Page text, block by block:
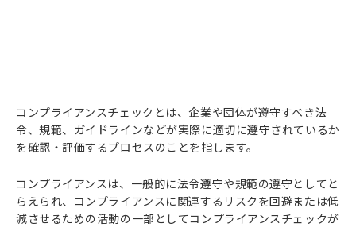
コンプライアンスチェックとは、企業や団体が遵守すべき法
令、規範、ガイドラインなどが実際に適切に遵守されているか
を確認・評価するプロセスのことを指します。
コンプライアンスは、一般的に法令遵守や規範の遵守としてと
らえられ、コンプライアンスに関連するリスクを回避または低
減させるための活動の一部としてコンプライアンスチェックが